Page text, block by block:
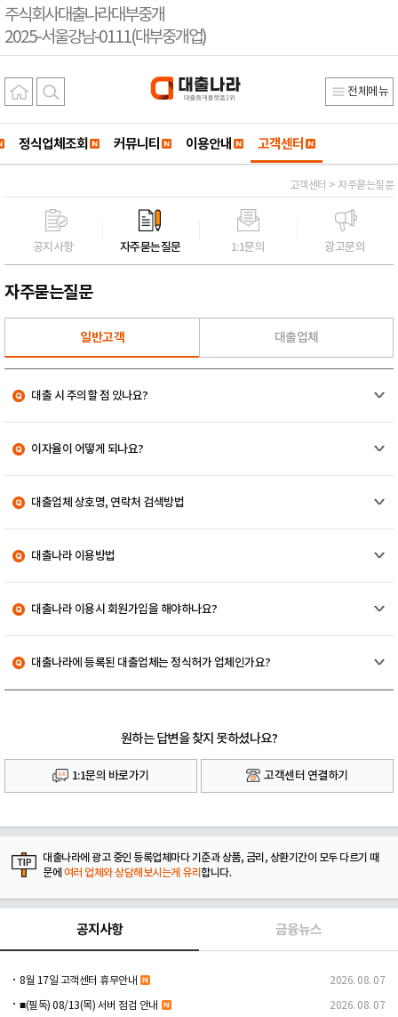
주식회사대출나라대부중개
2025-서울강남-0111(대부중개업)
전체메뉴
정식업체조회 커뮤니티 이용안내 고객센터
고객센터 > 자주묻는질문
공지사항 자주묻는질문 1:1문의 광고문의
자주묻는질문
일반고객 대출업체
대출 시 주의할 점 있나요?
이자율이 어떻게 되나요?
대출업체 상호명, 연락처 검색방법
대출나라 이용방법
대출나라 이용시 회원가입을 해야하나요?
대출나라에 등록된 대출업체는 정식허가 업체인가요?
원하는 답변을 찾지 못하셨나요?
1:1문의 바로가기 고객센터 연결하기
대출나라에 광고 중인 등록업체마다 기준과 상품, 금리, 상환기간이 모두 다르기 때
문에 여러 업체와 상담해보시는게 유리합니다.
공지사항 금융뉴스
8월 17일 고객센터 휴무안내 2026. 08. 07
■(필독) 08/13(목) 서버 점검 안내 2026. 08. 07